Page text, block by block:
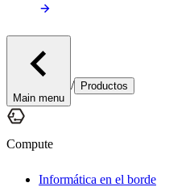
Main menu
/ Productos
Compute
Informática en el borde